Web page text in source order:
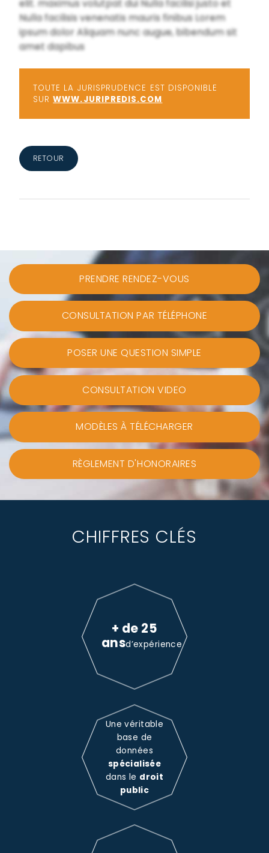
elit. maximus volutpat dui Nulla facilisi justo et
Nulla facilisis venenatis mauris finibus Lorem
ipsum dolor Aliquam nunc augue, bibendum sit
amet dapibus
TOUTE LA JURISPRUDENCE EST DISPONIBLE
SURWWW.JURIPREDIS.COM
RETOUR
PRENDRE RENDEZ-VOUS
CONSULTATION PAR TÉLÉPHONE
POSER UNE QUESTION SIMPLE
CONSULTATION VIDEO
MODÈLES À TÉLÉCHARGER
RÈGLEMENT D'HONORAIRES
CHIFFRES CLÉS
+ de 25
ansd’expérience
Une véritable
base de
données
spécialisée
dans le droit
public